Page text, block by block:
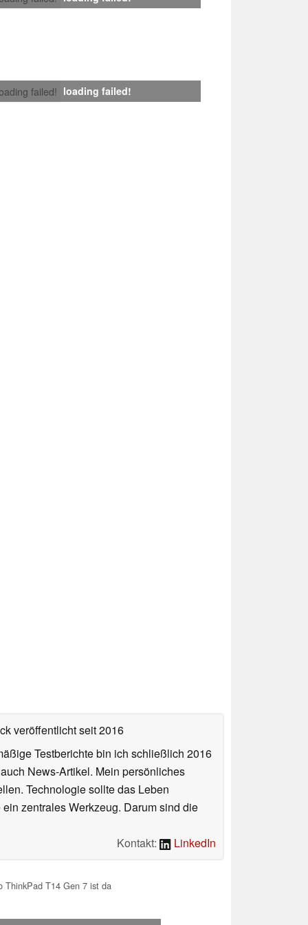
failed! loading failed!
veröffentlichtseit 2016
Testberichte bin ich schließlich 2016
News-Artikel. Mein persönliches
Technologie sollte das Leben
zentrales Werkzeug. Darum sind die
Kontakt:
LinkedIn
ThinkPad T14 Gen 7 ist da